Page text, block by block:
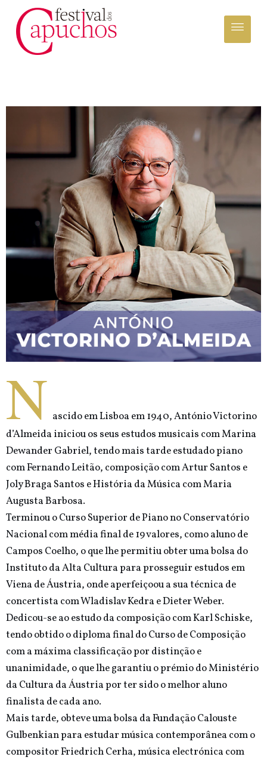
N ascido em Lisboa em 1940, António Victorino
d’Almeida iniciou os seus estudos musicais com Marina
Dewander Gabriel, tendo mais tarde estudado piano
com Fernando Leitão, composição com Artur Santos e
Joly Braga Santos e História da Música com Maria
Augusta Barbosa.
Terminou o Curso Superior de Piano no Conservatório
Nacional com média final de 19 valores, como aluno de
Campos Coelho, o que lhe permitiu obter uma bolsa do
Instituto da Alta Cultura para prosseguir estudos em
Viena de Áustria, onde aperfeiçoou a sua técnica de
concertista com Wladislav Kedra e Dieter Weber.
Dedicou-se ao estudo da composição com Karl Schiske,
tendo obtido o diploma final do Curso de Composição
com a máxima classificação por distinção e
unanimidade, o que lhe garantiu o prémio do Ministério
da Cultura da Áustria por ter sido o melhor aluno
finalista de cada ano.
Mais tarde, obteve uma bolsa da Fundação Calouste
Gulbenkian para estudar música contemporânea com o
compositor Friedrich Cerha, música electrónica com